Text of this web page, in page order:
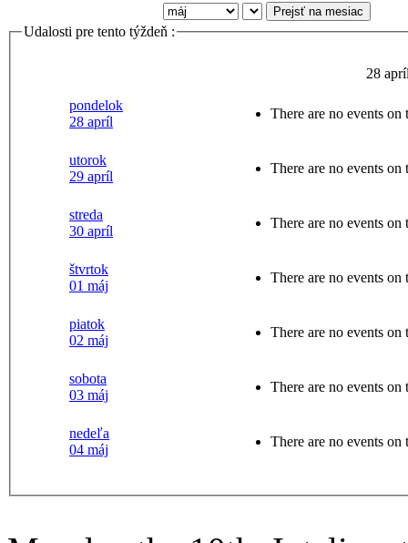
Prejsť na mesiac
Udalosti pre tento týždeň :
28
pondelok
28 apríl
There are no events on
utorok
29 apríl
There are no events on
streda
30 apríl
There are no events on
štvrtok
01 máj
There are no events on
piatok
02 máj
There are no events on
sobota
03 máj
There are no events on
nedeľa
04 máj
There are no events on